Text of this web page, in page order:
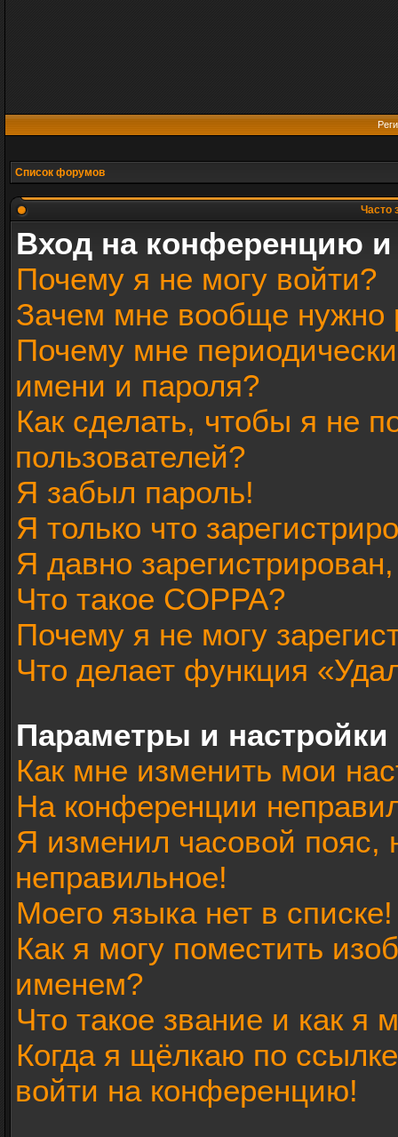
Список форумов
Часто
Вход на конференцию и
Почему я не могу войти?
Зачем мне вообще нужно
Почему мне
имени и пароля?
Как сделать, чтобы я не
пользователей?
Я забыл пароль!
Я только что
Я давно
Что такое COPPA?
Почему я не могу
Что делает функция
Параметры и настройки
Как мне изменить мои
На конференции
Я изменил часовой пояс,
неправильное!
Моего языка нет в списке!
Как я могу поместить
именем?
Что такое звание и как я
Когда я щёлкаю по
войти на конференцию!